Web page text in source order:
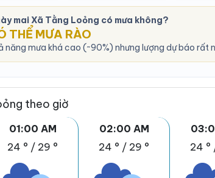
mai Xã Tằng Loỏng có mưa không?
THỂ MƯA RÀO
năng mưa khá cao (~90%) nhưng lượng dự báo
theo giờ
01:00 AM
24 ° / 29 °
02:00 AM
24 ° / 29 °
24 °